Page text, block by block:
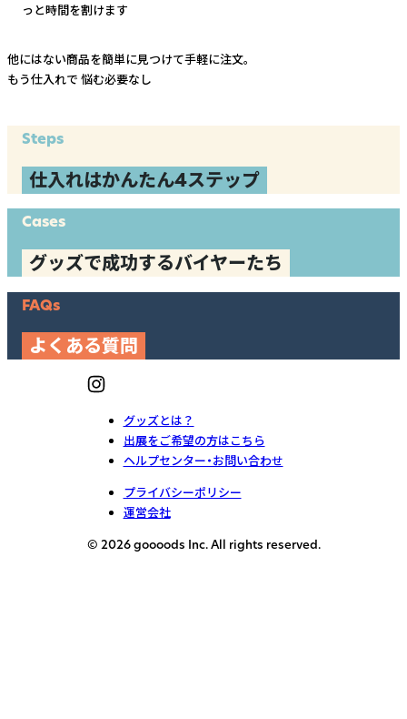
っと時間を割けます
他にはない商品を簡単に見つけて手軽に注文。
もう仕入れで 悩む必要なし
Steps
仕入れはかんたん4ステップ
Cases
グッズで成功するバイヤーたち
FAQs
よくある質問
グッズとは？
出展をご希望の方はこちら
ヘルプセンター・お問い合わせ
プライバシーポリシー
運営会社
© 2026 goooods Inc. All rights reserved.